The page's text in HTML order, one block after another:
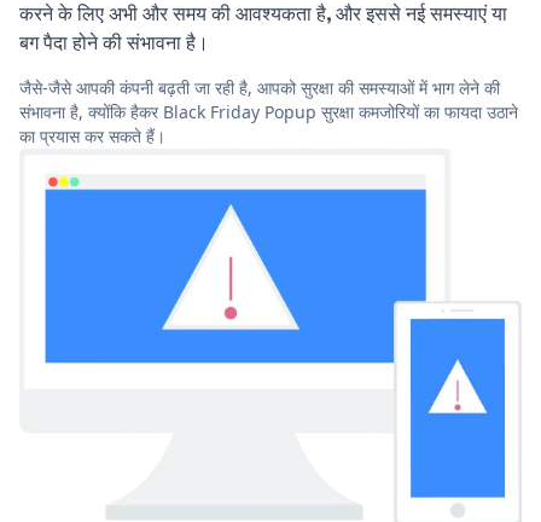
करने के लिए अभी और समय की आवश्यकता है, और इससे नई समस्याएं या
बग पैदा होने की संभावना है।
जैसे-जैसे आपकी कंपनी बढ़ती जा रही है, आपको सुरक्षा की समस्याओं में भाग लेने की
संभावना है, क्योंकि हैकर Black Friday Popup सुरक्षा कमजोरियों का फायदा उठाने
का प्रयास कर सकते हैं।